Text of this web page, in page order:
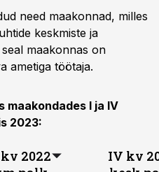
need maakonnad, milles
keskmiste ja
maakonnas on
ametiga töötaja.
maakondades I ja IV
2023:
2022
IV kv